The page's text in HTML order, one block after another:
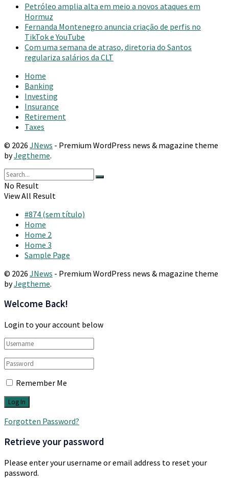
Petróleo amplia alta em meio a novos ataques em
Hormuz
Fernanda Montenegro anuncia criação de perfis no
TikTok e YouTube
Com uma semana de atraso, diretoria do Santos
regulariza salários da CLT
Home
Banking
Investing
Insurance
Retirement
Taxes
© 2026 JNews - Premium WordPress news & magazine theme
byJegtheme.
No Result
View All Result
#874 (sem título)
Home
Home 2
Home 3
Sample Page
© 2026 JNews - Premium WordPress news & magazine theme
byJegtheme.
Welcome Back!
Login to your account below
Remember Me
Forgotten Password?
Retrieve your password
Please enter your username or email address to reset your
password.